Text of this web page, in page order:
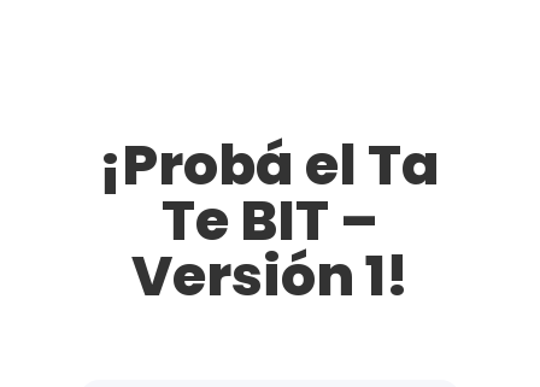
¡Probá el Ta
Te BIT –
Versión 1!